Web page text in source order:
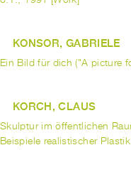
KONSOR, GABRIELE
Ein Bild für dich ("A picture
KORCH, CLAUS
Skulptur im öffentlichen
Beispiele realistischer